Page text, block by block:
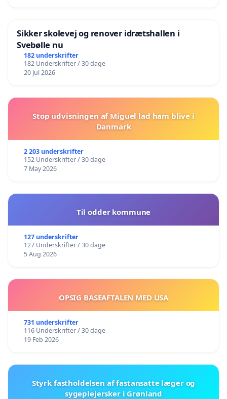
Sikker skolevej og renover idrætshallen i
Svebølle nu
182 underskrifter
182 Underskrifter / 30 dage
20 Jul 2026
Stop udvisningen af Miguel lad ham blive i
Danmark
2 203 underskrifter
152 Underskrifter / 30 dage
7 May 2026
Til odder kommune
127 underskrifter
127 Underskrifter / 30 dage
5 Aug 2026
OPSIG BASEAFTALEN MED USA
731 underskrifter
116 Underskrifter / 30 dage
19 Feb 2026
Styrk fastholdelsen af fastansatte læger og
sygeplejersker i Grønland